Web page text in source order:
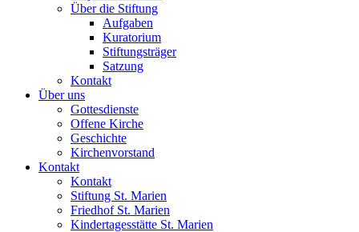
Über die Stiftung
Aufgaben
Kuratorium
Stiftungsträger
Satzung
Kontakt
Über uns
Gottesdienste
Offene Kirche
Geschichte
Kirchenvorstand
Kontakt
Kontakt
Stiftung St. Marien
Friedhof St. Marien
Kindertagesstätte St. Marien